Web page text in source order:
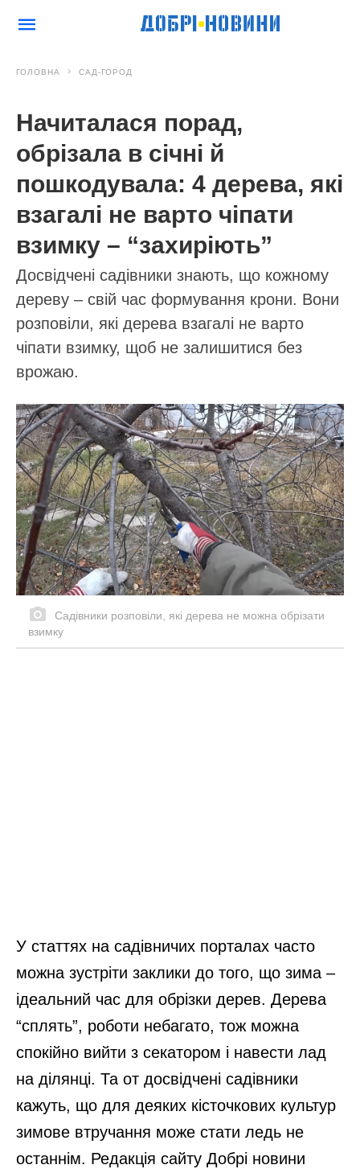
ГОЛОВНА САД-ГОРОД
Начиталася порад,
обрізала в січні й
пошкодувала: 4 дерева, які
взагалі не варто чіпати
взимку – “захиріють”
Досвідчені садівники знають, що кожному
дереву – свій час формування крони. Вони
розповіли, які дерева взагалі не варто
чіпати взимку, щоб не залишитися без
врожаю.
Садівники розповіли, які дерева не можна обрізати
взимку
У статтях на садівничих порталах часто
можна зустріти заклики до того, що зима –
ідеальний час для обрізки дерев. Дерева
“сплять”, роботи небагато, тож можна
спокійно вийти з секатором і навести лад
на ділянці. Та от досвідчені садівники
кажуть, що для деяких кісточкових культур
зимове втручання може стати ледь не
останнім. Редакція сайту Добрі новини